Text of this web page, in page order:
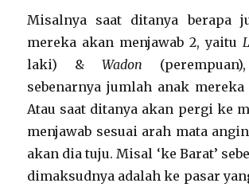
Misalnya saat ditanya berapa
mereka akan menjawab 2, yaitu
laki) & Wadon
sebenarnya jumlah anak
Atau saat ditanya akan pergi ke
menjawab sesuai arah mata
akan dia tuju. Misal ‘ke Barat’
dimaksudnya adalah ke pasar